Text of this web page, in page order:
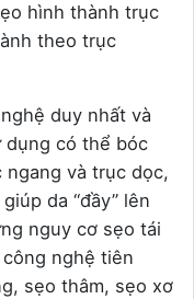
hình thành trục
theo trục
duy nhất và
dụng có thể bóc
và trục dọc,
da “đầy” lên
nguy cơ sẹo tái
nghệ tiên
sẹo thâm, sẹo xơ